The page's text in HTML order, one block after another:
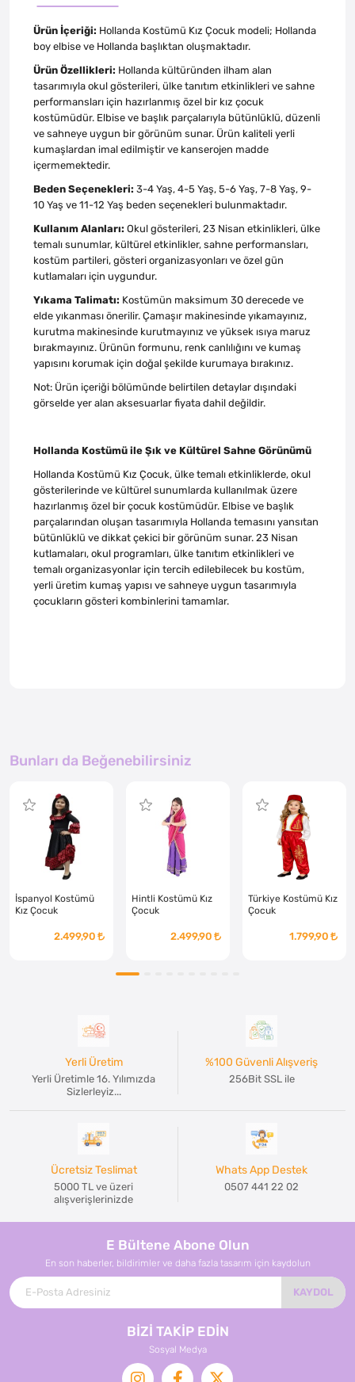
Ürün İçeriği: Hollanda Kostümü Kız Çocuk modeli; Hollanda
boy elbise ve Hollanda başlıktan oluşmaktadır.
Ürün Özellikleri: Hollanda kültüründen ilham alan
tasarımıyla okul gösterileri, ülke tanıtım etkinlikleri ve sahne
performansları için hazırlanmış özel bir kız çocuk
kostümüdür. Elbise ve başlık parçalarıyla bütünlüklü, düzenli
ve sahneye uygun bir görünüm sunar. Ürün kaliteli yerli
kumaşlardan imal edilmiştir ve kanserojen madde
içermemektedir.
Beden Seçenekleri: 3-4 Yaş, 4-5 Yaş, 5-6 Yaş, 7-8 Yaş, 9-
10 Yaş ve 11-12 Yaş beden seçenekleri bulunmaktadır.
Kullanım Alanları: Okul gösterileri, 23 Nisan etkinlikleri, ülke
temalı sunumlar, kültürel etkinlikler, sahne performansları,
kostüm partileri, gösteri organizasyonları ve özel gün
kutlamaları için uygundur.
Yıkama Talimatı: Kostümün maksimum 30 derecede ve
elde yıkanması önerilir. Çamaşır makinesinde yıkamayınız,
kurutma makinesinde kurutmayınız ve yüksek ısıya maruz
bırakmayınız. Ürünün formunu, renk canlılığını ve kumaş
yapısını korumak için doğal şekilde kurumaya bırakınız.
Not: Ürün içeriği bölümünde belirtilen detaylar dışındaki
görselde yer alan aksesuarlar fiyata dahil değildir.
Hollanda Kostümü ile Şık ve Kültürel Sahne Görünümü
Hollanda Kostümü Kız Çocuk, ülke temalı etkinliklerde, okul
gösterilerinde ve kültürel sunumlarda kullanılmak üzere
hazırlanmış özel bir çocuk kostümüdür. Elbise ve başlık
parçalarından oluşan tasarımıyla Hollanda temasını yansıtan
bütünlüklü ve dikkat çekici bir görünüm sunar. 23 Nisan
kutlamaları, okul programları, ülke tanıtım etkinlikleri ve
temalı organizasyonlar için tercih edilebilecek bu kostüm,
yerli üretim kumaş yapısı ve sahneye uygun tasarımıyla
çocukların gösteri kombinlerini tamamlar.
Bunları da Beğenebilirsiniz
İspanyol Kostümü
Kız Çocuk
2.499,90
Hintli Kostümü Kız
Çocuk
2.499,90
Türkiye Kostümü Kız
Çocuk
1.799,90
Yerli Üretim
Yerli Üretimle 16. Yılımızda
Sizlerleyiz...
%100 Güvenli Alışveriş
256Bit SSL ile
Ücretsiz Teslimat
5000 TL ve üzeri
alışverişlerinizde
Whats App Destek
0507 441 22 02
E Bültene Abone Olun
En son haberler, bildirimler ve daha fazla tasarım için kaydolun
KAYDOL
BİZİ TAKİP EDİN
Sosyal Medya